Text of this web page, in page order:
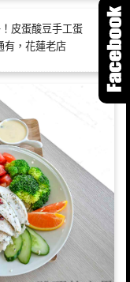
皮蛋酸豆手工蛋
有，花蓮老店